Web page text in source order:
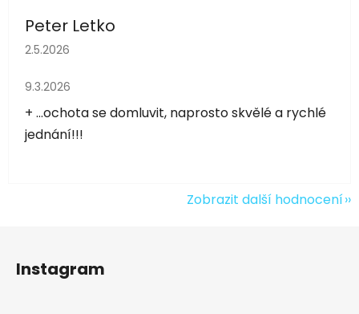
Peter Letko
Hodnocení obchodu je 5 z 5 hvězdiček.
2.5.2026
Hodnocení obchodu je 5 z 5 hvězdiček.
9.3.2026
+ ...ochota se domluvit, naprosto skvělé a rychlé
jednání!!!
Zobrazit další hodnocení
Instagram